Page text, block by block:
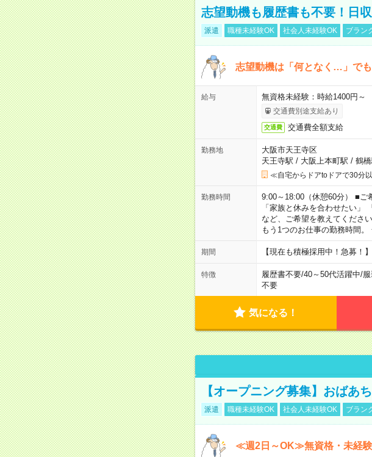
志望動機も履歴書も不要！日
派遣 職種未経験OK 社会人未経験OK ブラン
志望動機は「何となく…」で
給与 無資格未経験：時給1400円
交通費別途支給あり
交通費 交通費全額支給
勤務地
大阪市天王寺区
天王寺駅 / 大阪上本町駅 / 鶴
≪自宅からドアtoドアで30分
勤務時間
9:00～18:00（休憩60分） ■ご
「家族と休みを合わせたい」
など、ご希望を教えてくださ
もう1つのお仕事の勤務時間。
期間 【現在も積極採用中！急募
特徴 履歴書不要/40～50代活躍中/服
不要
気になる！
【オープニング募集】おばあ
派遣 職種未経験OK 社会人未経験OK ブラン
≪週2日～OK≫無資格・未経験